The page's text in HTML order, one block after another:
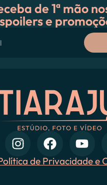
de 1ª mão
spoilers e
de Privacidade e